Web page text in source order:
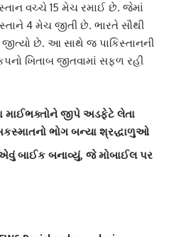
વચ્ચે 15 મેચ રમાઈ છે. જેમાં
4 મેચ જીતી છે. ભારતે સૌથી
જીત્યો છે. આ સાથે જ પાકિસ્તાનની
ખિતાબ જીતવામાં સફળ રહી
માઈભક્તોને જીપે અડફેટે લેતા
ભોગ બન્યા શ્રદ્ધાળુઓ
બાઈક બનાવ્યું, જે મોબાઈલ પર